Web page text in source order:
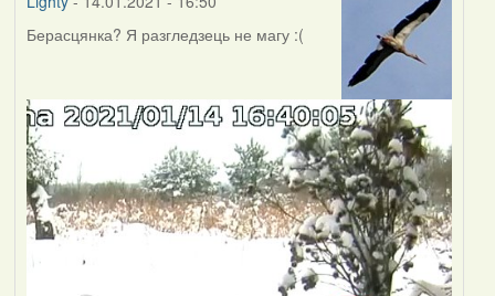
Берасцянка? Я разгледзець не магу :(